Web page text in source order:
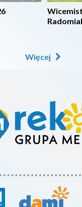
Więcej